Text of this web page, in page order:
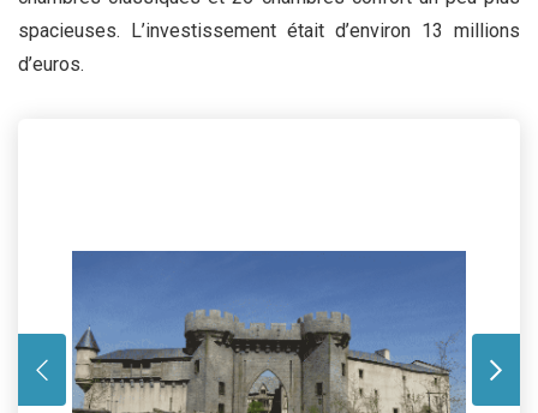
spacieuses. L’investissement était d’environ 13 millions
d’euros.